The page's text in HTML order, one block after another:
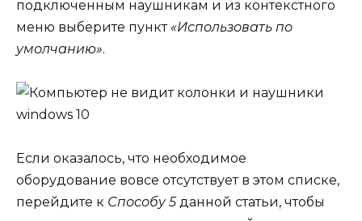
подключенным наушникам и из контекстного
меню выберите пункт «Использовать по
умолчанию».
Если оказалось, что необходимое
оборудование вовсе отсутствует в этом списке,
перейдите к Способу 5данной статьи, чтобы